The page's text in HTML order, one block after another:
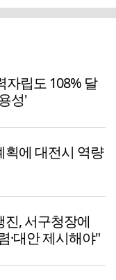
자립도 108% 달
성'
획에 대전시 역량
진, 서구청장에
·대안 제시해야"